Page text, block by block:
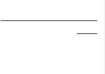
ــــــــــــــــــــــــــــــــــــــــــــــــ
ــــــــــ